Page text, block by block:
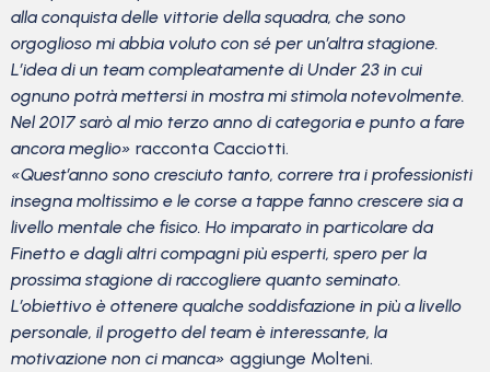
alla conquista delle vittorie della squadra, che sono
orgoglioso mi abbia voluto con sé per un’altra stagione.
L’idea di un team compleatamente di Under 23 in cui
ognuno potrà mettersi in mostra mi stimola notevolmente.
Nel 2017 sarò al mio terzo anno di categoria e punto a fare
ancora meglio» racconta Cacciotti.
«Quest’anno sono cresciuto tanto, correre tra i professionisti
insegna moltissimo e le corse a tappe fanno crescere sia a
livello mentale che fisico. Ho imparato in particolare da
Finetto e dagli altri compagni più esperti, spero per la
prossima stagione di raccogliere quanto seminato.
L’obiettivo è ottenere qualche soddisfazione in più a livello
personale, il progetto del team è interessante, la
motivazione non ci manca» aggiunge Molteni.